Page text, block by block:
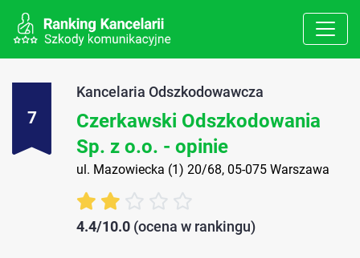
7
Kancelaria Odszkodowawcza
Czerkawski Odszkodowania
Sp. z o.o. - opinie
ul. Mazowiecka (1) 20/68, 05-075 Warszawa
4.4/10.0 (ocena w rankingu)